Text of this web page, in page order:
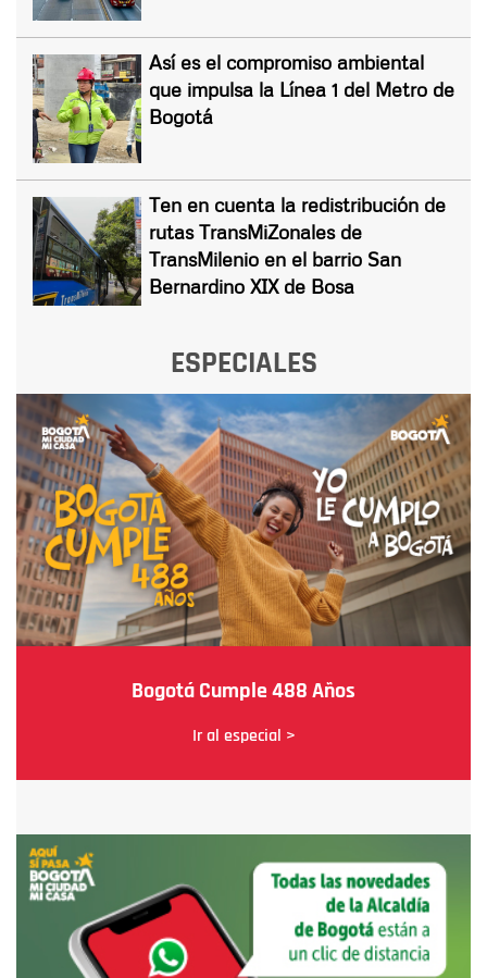
Así es el compromiso ambiental
que impulsa la Línea 1 del Metro de
Bogotá
Ten en cuenta la redistribución de
rutas TransMiZonales de
TransMilenio en el barrio San
Bernardino XIX de Bosa
ESPECIALES
Bogotá Cumple 488 Años
Ir al especial >